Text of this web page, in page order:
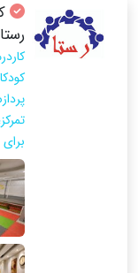
رستا